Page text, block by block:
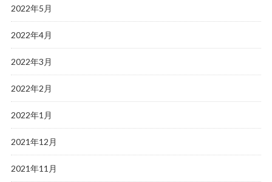
2022年5月
2022年4月
2022年3月
2022年2月
2022年1月
2021年12月
2021年11月